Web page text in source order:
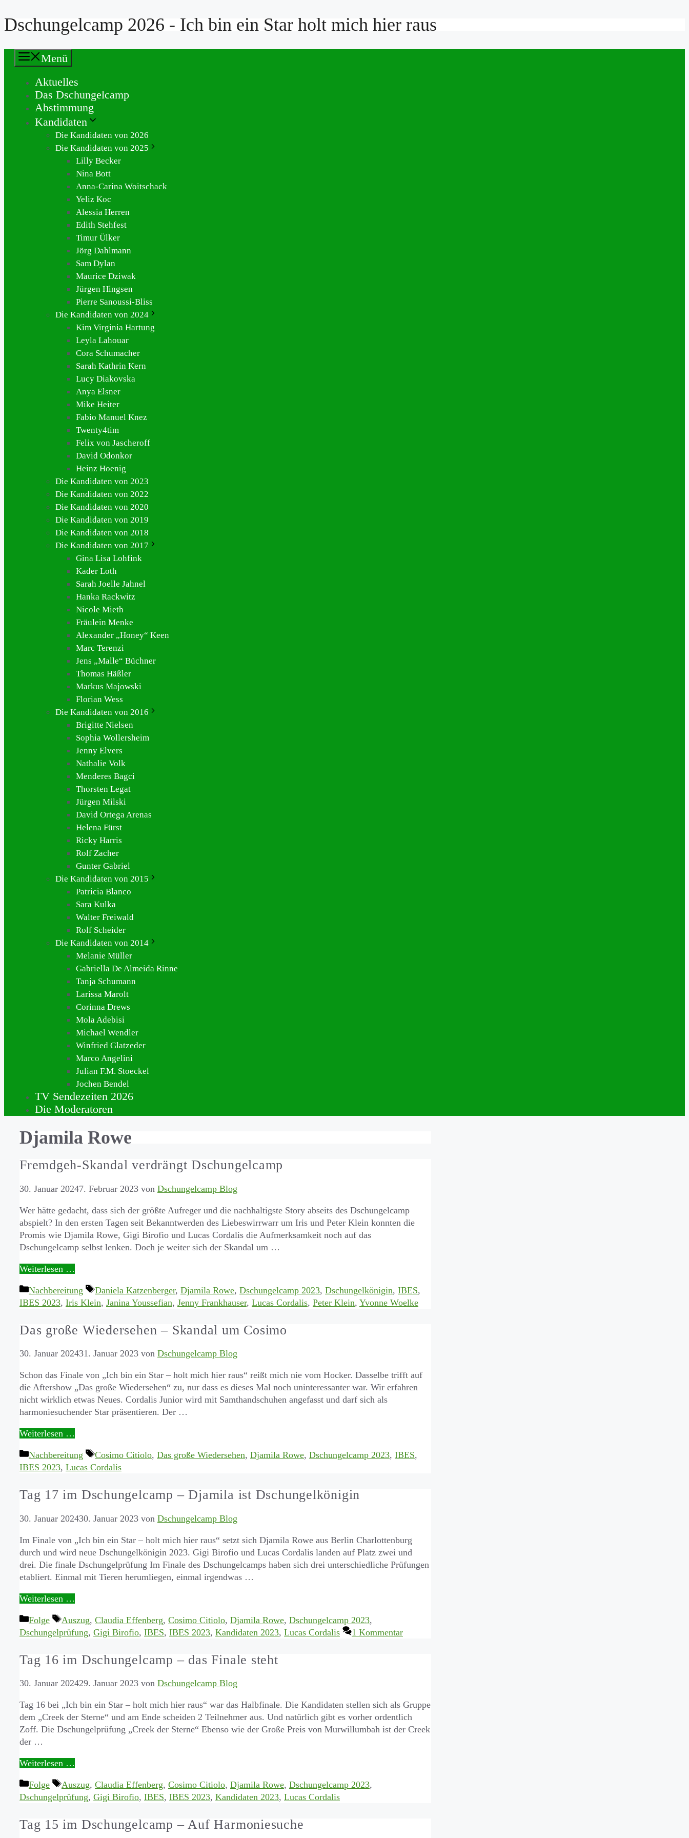
Zum
springen
Dschungelcamp 2026 - Ich bin ein Star holt mich hier raus
Menü
Aktuelles
Das Dschungelcamp
Abstimmung
Kandidaten
Die Kandidaten von 2026
Die Kandidaten von 2025
Lilly Becker
Nina Bott
Anna-Carina Woitschack
Yeliz Koc
Alessia Herren
Edith Stehfest
Timur Ülker
Jörg Dahlmann
Sam Dylan
Maurice Dziwak
Jürgen Hingsen
Pierre Sanoussi-Bliss
Die Kandidaten von 2024
Kim Virginia Hartung
Leyla Lahouar
Cora Schumacher
Sarah Kathrin Kern
Lucy Diakovska
Anya Elsner
Mike Heiter
Fabio Manuel Knez
Twenty4tim
Felix von Jascheroff
David Odonkor
Heinz Hoenig
Die Kandidaten von 2023
Die Kandidaten von 2022
Die Kandidaten von 2020
Die Kandidaten von 2019
Die Kandidaten von 2018
Die Kandidaten von 2017
Gina Lisa Lohfink
Kader Loth
Sarah Joelle Jahnel
Hanka Rackwitz
Nicole Mieth
Fräulein Menke
Alexander „Honey“ Keen
Marc Terenzi
Jens „Malle“ Büchner
Thomas Häßler
Markus Majowski
Florian Wess
Die Kandidaten von 2016
Brigitte Nielsen
Sophia Wollersheim
Jenny Elvers
Nathalie Volk
Menderes Bagci
Thorsten Legat
Jürgen Milski
David Ortega Arenas
Helena Fürst
Ricky Harris
Rolf Zacher
Gunter Gabriel
Die Kandidaten von 2015
Patricia Blanco
Sara Kulka
Walter Freiwald
Rolf Scheider
Die Kandidaten von 2014
Melanie Müller
Gabriella De Almeida Rinne
Tanja Schumann
Larissa Marolt
Corinna Drews
Mola Adebisi
Michael Wendler
Winfried Glatzeder
Marco Angelini
Julian F.M. Stoeckel
Jochen Bendel
TV Sendezeiten 2026
Die Moderatoren
Djamila Rowe
Fremdgeh-Skandal verdrängt Dschungelcamp
30. Januar 20247. Februar 2023 von Dschungelcamp Blog
Wer hätte gedacht, dass sich der größte Aufreger und die nachhaltigste Story abseits des Dschungelcamp
abspielt? In den ersten Tagen seit Bekanntwerden des Liebeswirrwarr um Iris und Peter Klein konnten die
Promis wie Djamila Rowe, Gigi Birofio und Lucas Cordalis die Aufmerksamkeit noch auf das
Dschungelcamp selbst lenken. Doch je weiter sich der Skandal um …
Weiterlesen …
Kategorien
Nachbereitung Schlagwörter
Daniela Katzenberger, Djamila Rowe, Dschungelcamp 2023, Dschungelkönigin, IBES,
IBES 2023, Iris Klein, Janina Youssefian, Jenny Frankhauser, Lucas Cordalis, Peter Klein, Yvonne Woelke
Das große Wiedersehen – Skandal um Cosimo
30. Januar 202431. Januar 2023 von Dschungelcamp Blog
Schon das Finale von „Ich bin ein Star – holt mich hier raus“ reißt mich nie vom Hocker. Dasselbe trifft auf
die Aftershow „Das große Wiedersehen“ zu, nur dass es dieses Mal noch uninteressanter war. Wir erfahren
nicht wirklich etwas Neues. Cordalis Junior wird mit Samthandschuhen angefasst und darf sich als
harmoniesuchender Star präsentieren. Der …
Weiterlesen …
Kategorien
Nachbereitung Schlagwörter
Cosimo Citiolo, Das große Wiedersehen, Djamila Rowe, Dschungelcamp 2023, IBES,
IBES 2023, Lucas Cordalis
Tag 17 im Dschungelcamp – Djamila ist Dschungelkönigin
30. Januar 202430. Januar 2023 von Dschungelcamp Blog
Im Finale von „Ich bin ein Star – holt mich hier raus“ setzt sich Djamila Rowe aus Berlin Charlottenburg
durch und wird neue Dschungelkönigin 2023. Gigi Birofio und Lucas Cordalis landen auf Platz zwei und
drei. Die finale Dschungelprüfung Im Finale des Dschungelcamps haben sich drei unterschiedliche Prüfungen
etabliert. Einmal mit Tieren herumliegen, einmal irgendwas …
Weiterlesen …
Kategorien
Folge Schlagwörter
Auszug, Claudia Effenberg, Cosimo Citiolo, Djamila Rowe, Dschungelcamp 2023,
Dschungelprüfung, Gigi Birofio, IBES, IBES 2023, Kandidaten 2023, Lucas Cordalis 1 Kommentar
Tag 16 im Dschungelcamp – das Finale steht
30. Januar 202429. Januar 2023 von Dschungelcamp Blog
Tag 16 bei „Ich bin ein Star – holt mich hier raus“ war das Halbfinale. Die Kandidaten stellen sich als Gruppe
dem „Creek der Sterne“ und am Ende scheiden 2 Teilnehmer aus. Und natürlich gibt es vorher ordentlich
Zoff. Die Dschungelprüfung „Creek der Sterne“ Ebenso wie der Große Preis von Murwillumbah ist der Creek
der …
Weiterlesen …
Kategorien
Folge Schlagwörter
Auszug, Claudia Effenberg, Cosimo Citiolo, Djamila Rowe, Dschungelcamp 2023,
Dschungelprüfung, Gigi Birofio, IBES, IBES 2023, Kandidaten 2023, Lucas Cordalis
Tag 15 im Dschungelcamp – Auf Harmoniesuche